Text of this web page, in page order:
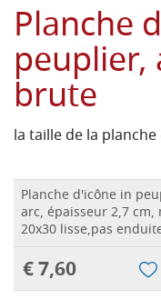
Planche
peuplier,
brute
la taille de la
Planche d'icône in
arc, épaisseur 2,7 cm,
20x30 lisse,pas
€ 7,60